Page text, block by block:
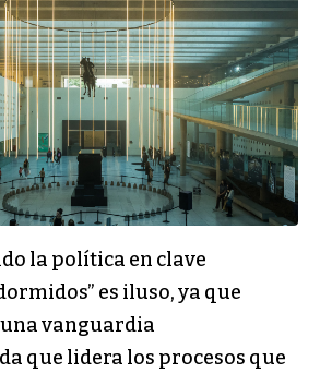
la política en clave
es iluso, ya que
vanguardia
que lidera los procesos que